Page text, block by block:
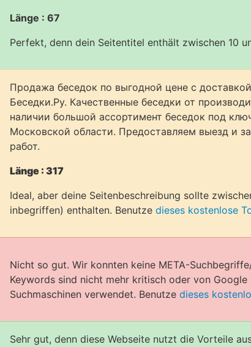
Länge : 67
Perfekt, denn dein Seitentitel enthält zwischen 10
Продажа беседок по выгодной цене с
Беседки.Ру. Качественные беседки от
наличии большой ассортимент беседок под
Московской области. Предоставляем выезд и
работ.
Länge : 317
Ideal, aber deine Seitenbeschreibung sollte
inbegriffen) enthalten. Benutze dieses kostenlose
Nicht so gut. Wir konnten keine META-
Keywords sind nicht mehr kritisch oder von
Suchmaschinen verwendet. Benutze dieses
Sehr gut, denn diese Webseite nutzt die Vorteile